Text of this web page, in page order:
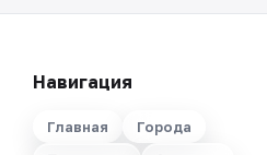
Навигация
Главная
Города